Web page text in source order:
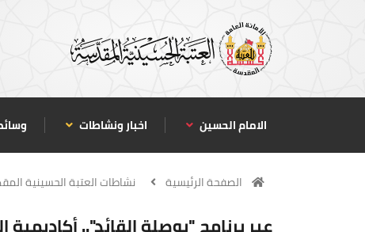
الامام الحسين اخبار ونشاطات
الصفحة الرئيسية نشاطات العتبة الحسينية